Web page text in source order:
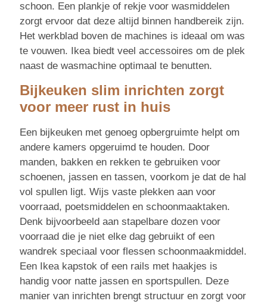
schoon. Een plankje of rekje voor wasmiddelen
zorgt ervoor dat deze altijd binnen handbereik zijn.
Het werkblad boven de machines is ideaal om was
te vouwen. Ikea biedt veel accessoires om de plek
naast de wasmachine optimaal te benutten.
Bijkeuken slim inrichten zorgt
voor meer rust in huis
Een bijkeuken met genoeg opbergruimte helpt om
andere kamers opgeruimd te houden. Door
manden, bakken en rekken te gebruiken voor
schoenen, jassen en tassen, voorkom je dat de hal
vol spullen ligt. Wijs vaste plekken aan voor
voorraad, poetsmiddelen en schoonmaaktaken.
Denk bijvoorbeeld aan stapelbare dozen voor
voorraad die je niet elke dag gebruikt of een
wandrek speciaal voor flessen schoonmaakmiddel.
Een Ikea kapstok of een rails met haakjes is
handig voor natte jassen en sportspullen. Deze
manier van inrichten brengt structuur en zorgt voor